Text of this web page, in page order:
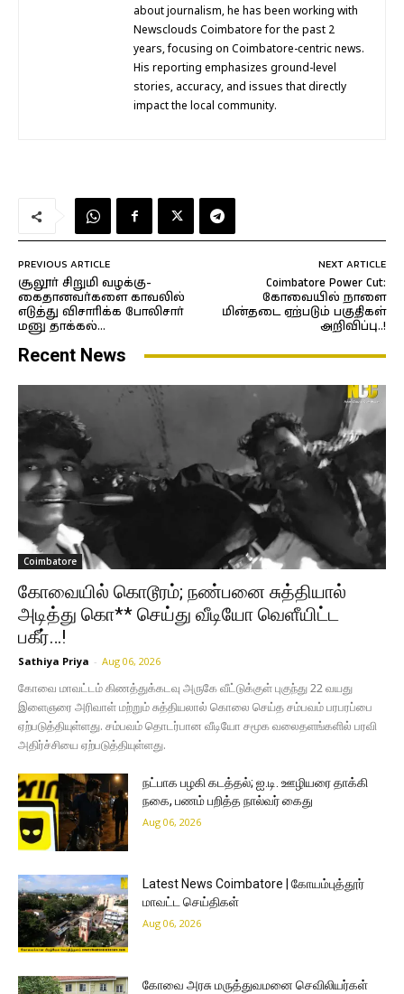
about journalism, he has been working with
Newsclouds Coimbatore for the past 2
years, focusing on Coimbatore-centric news.
His reporting emphasizes ground-level
stories, accuracy, and issues that directly
impact the local community.
PREVIOUS ARTICLE
சூலூர் சிறுமி வழக்கு-
கைதானவர்களை காவலில்
எடுத்து விசாரிக்க போலிசார்
மனு தாக்கல்…
NEXT ARTICLE
Coimbatore Power Cut:
கோவையில் நாளை
மின்தடை ஏற்படும் பகுதிகள்
அறிவிப்பு..!
Recent News
Coimbatore
கோவையில் கொடூரம்; நண்பனை சுத்தியால்
அடித்து கொ** செய்து வீடியோ வெளீயிட்ட
பகீர்…!
Sathiya Priya - Aug 06, 2026
கோவை மாவட்டம் கிணத்துக்கடவு அருகே வீட்டுக்குள் புகுந்து 22 வயது
இளைஞரை அரிவாள் மற்றும் சுத்தியலால் கொலை செய்த சம்பவம் பரபரப்பை
ஏற்படுத்தியுள்ளது. சம்பவம் தொடர்பான வீடியோ சமூக வலைதளங்களில் பரவி
அதிர்ச்சியை ஏற்படுத்தியுள்ளது.
நட்பாக பழகி கடத்தல்; ஐ.டி. ஊழியரை தாக்கி
நகை, பணம் பறித்த நால்வர் கைது
Aug 06, 2026
Latest News Coimbatore | கோயம்புத்தூர்
மாவட்ட செய்திகள்
Aug 06, 2026
கோவை அரசு மருத்துவமனை செவிலியர்கள்